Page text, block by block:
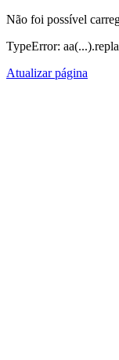
Não foi possível
TypeError:
Atualizar página